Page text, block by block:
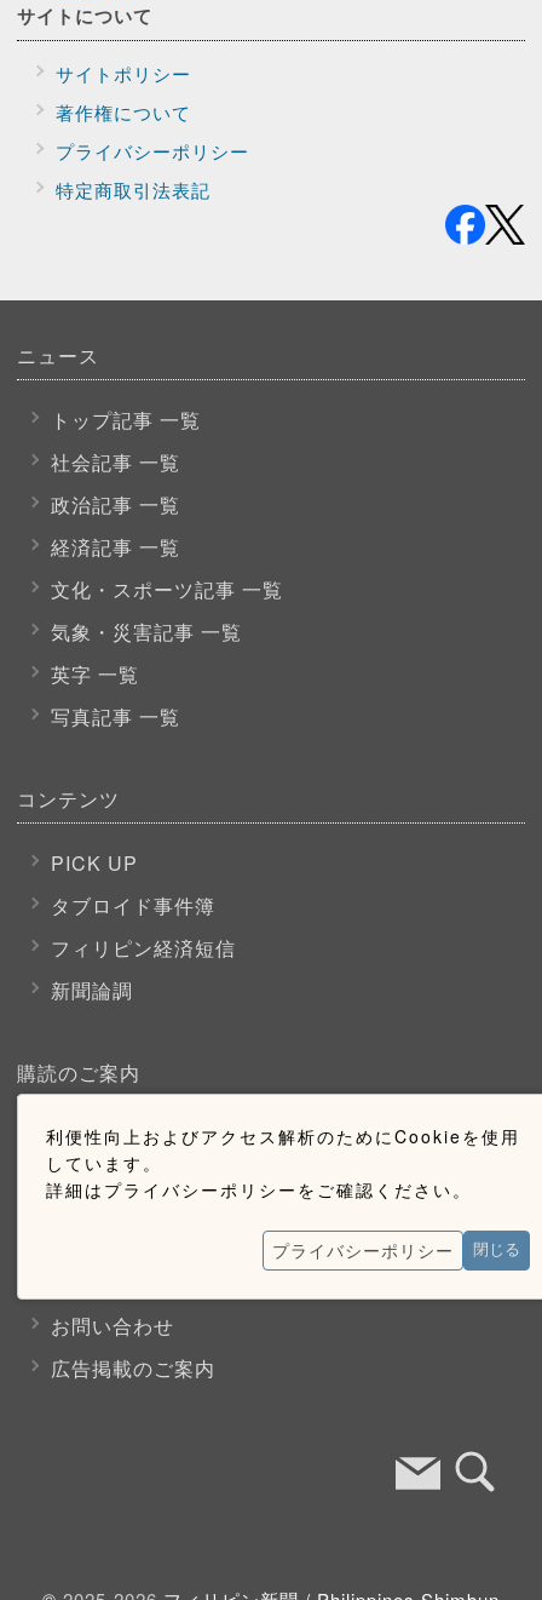
利便性向上およびアクセス解析のためにCookieを使用
しています。
詳細はプライバシーポリシーをご確認ください。
プライバシーポリシー 閉じる
サイトについて
サイトポリシー
著作権について
プライバシーポリシー
特定商取引法表記
ニュース
トップ記事 一覧
社会記事 一覧
政治記事 一覧
経済記事 一覧
文化・スポーツ記事 一覧
気象・災害記事 一覧
英字 一覧
写真記事 一覧
コンテンツ
PICK UP
タブロイド事件簿
フィリピン経済短信
新聞論調
購読のご案内
ウェブ購読のご案内
お問い合わせ
広告掲載のご案内